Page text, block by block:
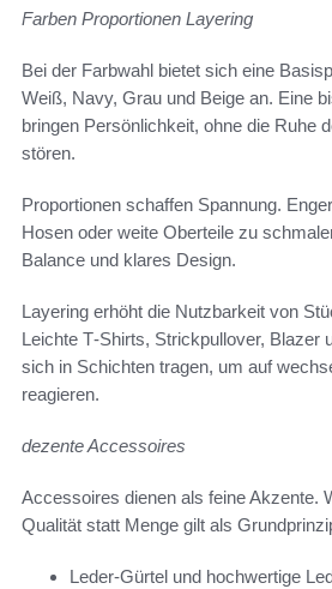
Farben Proportionen Layering
Bei der Farbwahl bietet sich eine
Weiß, Navy, Grau und Beige an. Eine
bringen Persönlichkeit, ohne die Ruhe
stören.
Proportionen schaffen Spannung.
Hosen oder weite Oberteile zu
Balance und klares Design.
Layering erhöht die Nutzbarkeit von
Leichte T‑Shirts, Strickpullover, Blazer
sich in Schichten tragen, um auf
reagieren.
dezente Accessoires
Accessoires dienen als feine Akzente.
Qualität statt Menge gilt als
Leder-Gürtel und hochwertige